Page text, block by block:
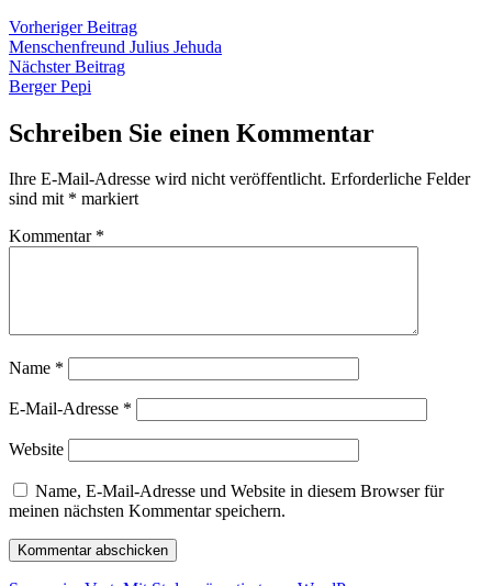
Beitragsnavigation
Vorheriger BeitragVorheriger
Beitrag:
Menschenfreund Julius Jehuda
Nächster BeitragNächster
Berger Pepi
Schreiben Sie einen Kommentar
Ihre E-Mail-Adresse wird nicht veröffentlicht. Erforderliche Felder
sind mit * markiert
Kommentar *
Name *
E-Mail-Adresse *
Website
Name, E-Mail-Adresse und Website in diesem Browser für
meinen nächsten Kommentar speichern.